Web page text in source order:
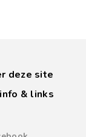
deze site
& links